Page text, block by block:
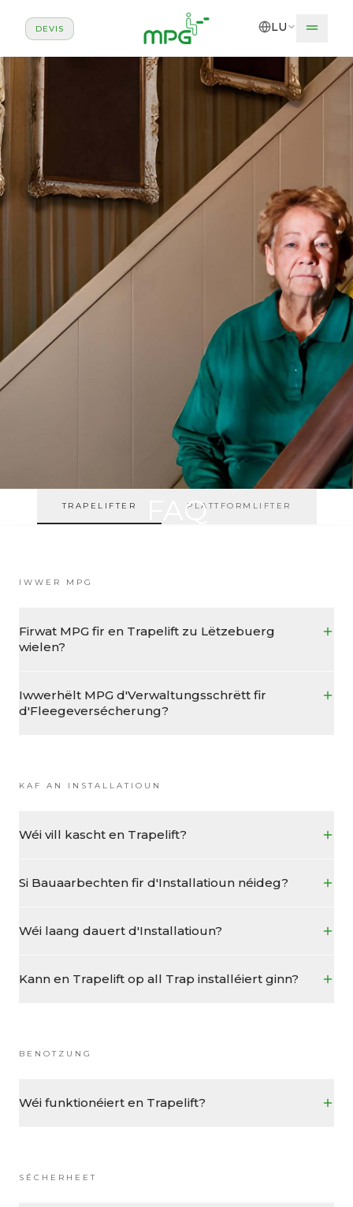
DEVIS LU
FAQ
TRAPELIFTER PLATTFORMLIFTER
IWWER MPG
Firwat MPG fir en Trapelift zu Lëtzebuerg
wielen?
Iwwerhëlt MPG d'Verwaltungsschrëtt fir
d'Fleegeversécherung?
KAF AN INSTALLATIOUN
Wéi vill kascht en Trapelift?
Si Bauaarbechten fir d'Installatioun néideg?
Wéi laang dauert d'Installatioun?
Kann en Trapelift op all Trap installéiert ginn?
BENOTZUNG
Wéi funktionéiert en Trapelift?
SÉCHERHEET